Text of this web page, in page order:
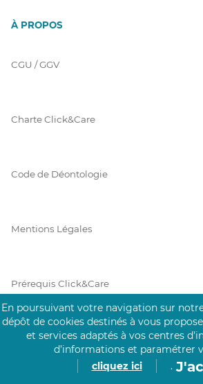
À PROPOS
CGU / GGV
Charte Click&Care
Code de Déontologie
Mentions Légales
Prérequis Click&Care
Protection des Données
En poursuivant votre navigation sur
dépôt de cookies destinés à vous
et services adaptés à vos centres
d’informations et paramétrer
cliquez ici
.